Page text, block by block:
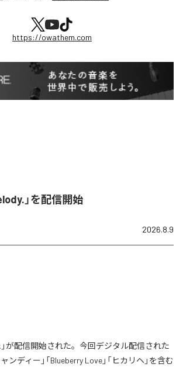
https://owathem.com
」を配信開始
2026.8.9
」が配信開始された。今回デジタル配信された
ンディー」「Blueberry Love」「ヒカリヘ」を含む